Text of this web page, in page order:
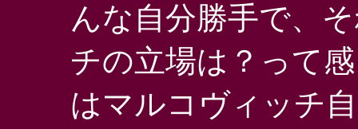
んな自分勝手で、
チの立場は？って
はマルコヴィッチ